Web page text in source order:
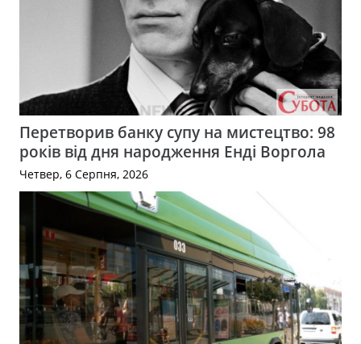
Перетворив банку супу на мистецтво: 98
років від дня народження Енді Воргола
Четвер, 6 Серпня, 2026